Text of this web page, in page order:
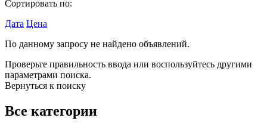
Сортировать по:
Дата Цена
По данному запросу не найдено объявлений.
Проверьте правильность ввода или воспользуйтесь другими
параметрами поиска.
Вернуться к поиску
Все категории